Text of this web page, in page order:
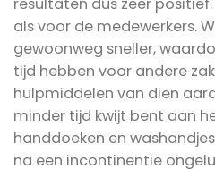
als voor de medewerkers.
gewoonweg sneller,
tijd hebben voor andere
hulpmiddelen van dien
minder tijd kwijt bent aan
handdoeken en
na een incontinentie